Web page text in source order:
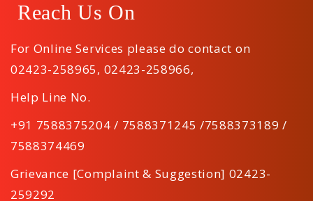
Reach Us On
For Online Services please do contact on
02423-258965, 02423-258966,
Help Line No.
+91 7588375204 / 7588371245 /7588373189 /
7588374469
Grievance [Complaint & Suggestion] 02423-
259292